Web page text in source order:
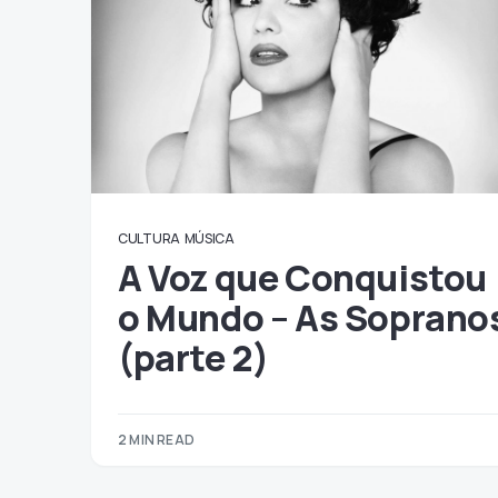
CULTURA MÚSICA
A Voz que Conquistou
o Mundo – As
(parte 2)
2 MIN READ